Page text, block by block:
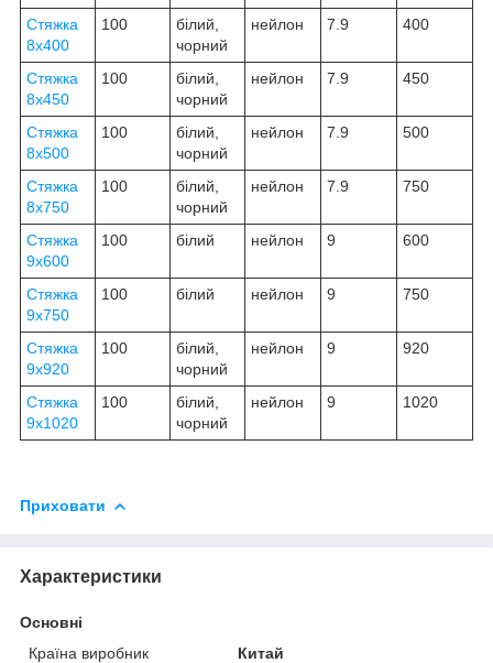
Стяжка
8х400
100
білий,
чорний
нейлон 7.9 400
Стяжка
8х450
100
білий,
чорний
нейлон 7.9 450
Стяжка
8х500
100
білий,
чорний
нейлон 7.9 500
Стяжка
8х750
100
білий,
чорний
нейлон 7.9 750
Стяжка
9х600
100 білий нейлон 9 600
Стяжка
9х750
100 білий нейлон 9 750
Стяжка
9х920
100
білий,
чорний
нейлон 9 920
Стяжка
9х1020
100
білий,
чорний
нейлон 9 1020
Приховати
Характеристики
Основні
Країна виробник
Китай